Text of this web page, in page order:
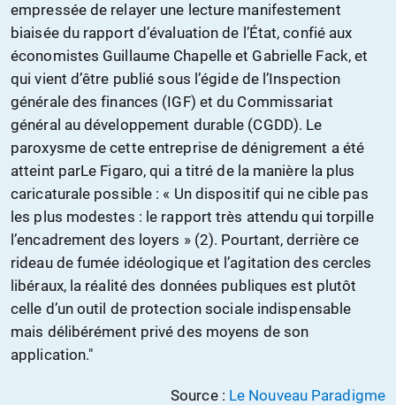
empressée de relayer une lecture manifestement
biaisée du rapport d’évaluation de l’État, confié aux
économistes Guillaume Chapelle et Gabrielle Fack, et
qui vient d’être publié sous l’égide de l’Inspection
générale des finances (IGF) et du Commissariat
général au développement durable (CGDD). Le
paroxysme de cette entreprise de dénigrement a été
atteint parLe Figaro, qui a titré de la manière la plus
caricaturale possible : « Un dispositif qui ne cible pas
les plus modestes : le rapport très attendu qui torpille
l’encadrement des loyers » (2). Pourtant, derrière ce
rideau de fumée idéologique et l’agitation des cercles
libéraux, la réalité des données publiques est plutôt
celle d’un outil de protection sociale indispensable
mais délibérément privé des moyens de son
application."
Source : Le Nouveau Paradigme